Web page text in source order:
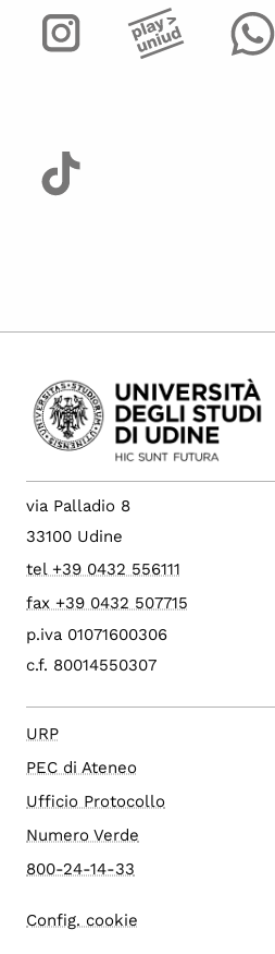
via Palladio 8
33100 Udine
tel +39 0432 556111
fax +39 0432 507715
p.iva 01071600306
c.f. 80014550307
URP
PEC di Ateneo
Ufficio Protocollo
Numero Verde
800-24-14-33
Config. cookie